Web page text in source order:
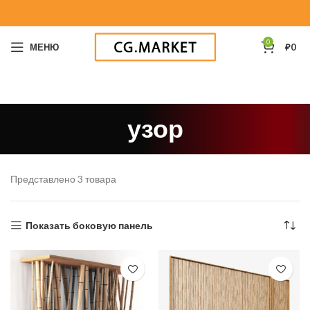
МЕНЮ 0 ₽0
узор
Представлено 3 товара
Показать боковую панель